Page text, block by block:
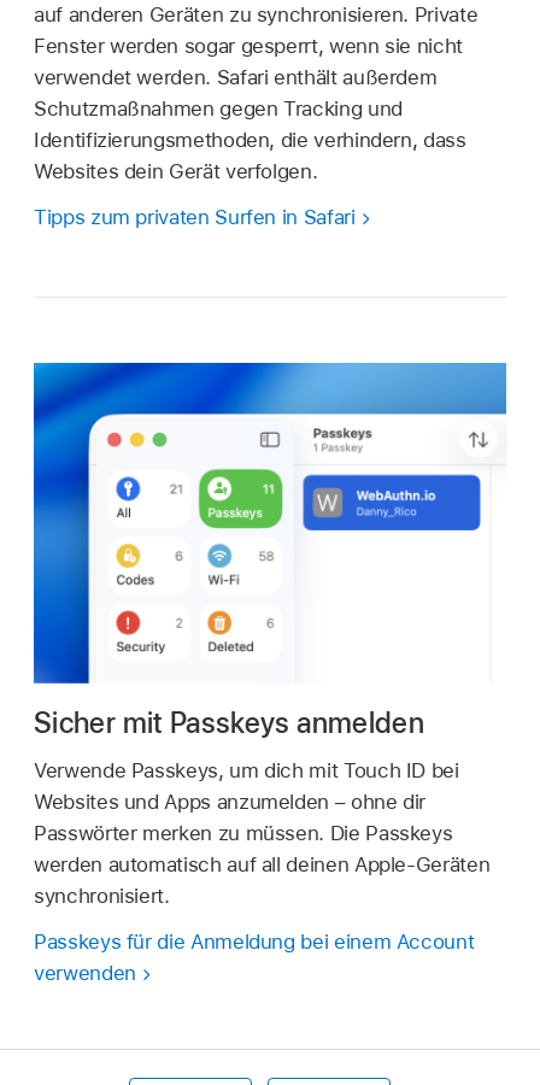
auf anderen Geräten zu synchronisieren. Private
Fenster werden sogar gesperrt, wenn sie nicht
verwendet werden. Safari enthält außerdem
Schutzmaßnahmen gegen Tracking und
Identifizierungsmethoden, die verhindern, dass
Websites dein Gerät verfolgen.
Tipps zum privaten Surfen in Safari
Sicher mit Passkeys anmelden
Verwende Passkeys, um dich mit Touch ID bei
Websites und Apps anzumelden – ohne dir
Passwörter merken zu müssen. Die Passkeys
werden automatisch auf all deinen Apple-Geräten
synchronisiert.
Passkeys für die Anmeldung bei einem Account
verwenden